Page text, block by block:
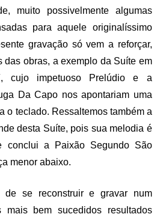
muito possivelmente algumas
para aquele originalíssimo
gravação só vem a reforçar,
das obras, a exemplo da Suíte em
cujo impetuoso Prelúdio e a
Da Capo nos apontariam uma
o teclado. Ressaltemos também a
desta Suíte, pois sua melodia é
conclui a Paixão Segundo São
menor abaixo.
de se reconstruir e gravar num
mais bem sucedidos resultados